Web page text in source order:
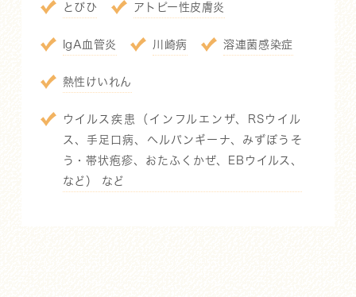
とびひ アトピー性皮膚炎
IgA血管炎 川崎病 溶連菌感染症
熱性けいれん
ウイルス疾患（インフルエンザ、RSウイル
ス、手足口病、ヘルパンギーナ、みずぼうそ
う・帯状疱疹、おたふくかぜ、EBウイルス、
など） など